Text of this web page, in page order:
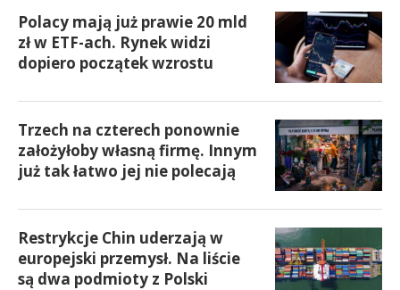
Polacy mają już prawie 20 mld
zł w ETF-ach. Rynek widzi
dopiero początek wzrostu
Trzech na czterech ponownie
założyłoby własną firmę. Innym
już tak łatwo jej nie polecają
Restrykcje Chin uderzają w
europejski przemysł. Na liście
są dwa podmioty z Polski